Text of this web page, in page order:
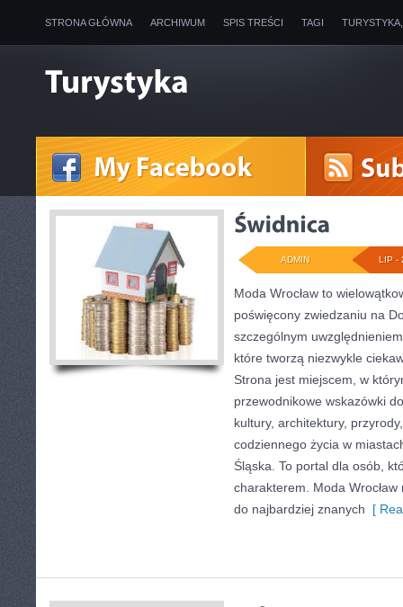
STRONA GŁÓWNA ARCHIWUM SPIS TREŚCI TAGI
LIP -
ADMIN
Moda Wrocław to
poświęcony zwiedzaniu na
szczególnym
które tworzą niezwykle
Strona jest miejscem, w
przewodnikowe wskazówki
kultury, architektury,
codziennego życia w
Śląska. To portal dla osób,
charakterem. Moda Wrocław
do najbardziej znanych [